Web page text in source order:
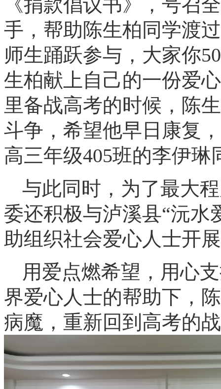
《捐款倡议书》，号召
手，帮助陈生柏同学渡
师生踊跃参与，大家你
生柏献上自己的一份爱
里备战高考的时候，陈
斗争， 希望他早日康复
高三年级405班的李伊琳
与此同时，为了最大
委还积极与泸溪县“沅水
助组织社会爱心人士开
用爱点燃希望，用心
界爱心人士的帮助下，
病魔，重新回到高考的